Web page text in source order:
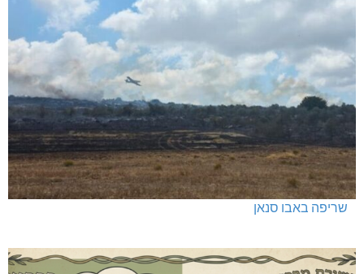
שריפה באבו סנאן